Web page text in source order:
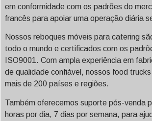
em conformidade com os padrões do
francês para apoiar uma operação diária
Nossos reboques móveis para catering
todo o mundo e certificados com os
ISO9001. Com ampla experiência em
de qualidade confiável, nossos food
mais de 200 países e regiões.
Também oferecemos suporte pós-venda
horas por dia, 7 dias por semana, para